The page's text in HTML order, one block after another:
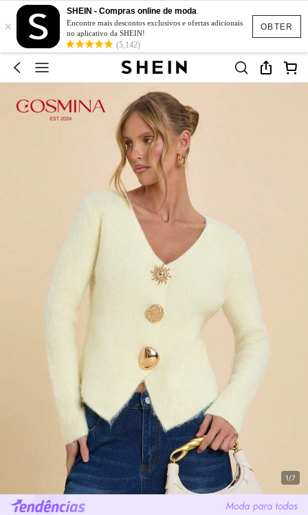
OBTER
×
SHEIN - Compras online de moda
Encontre mais descontos exclusivos e ofertas adicionais
no aplicativo da SHEIN!
(5,142)
1/7